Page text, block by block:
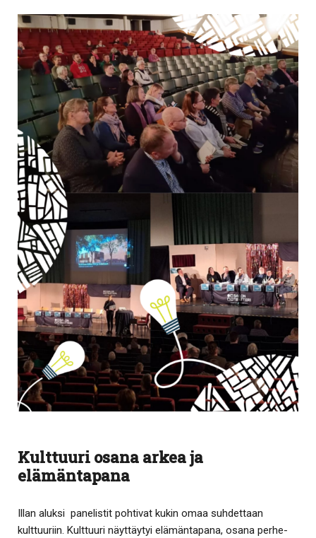
Kulttuuri osana arkea ja
elämäntapana
Illan aluksi panelistit pohtivat kukin omaa suhdettaan
kulttuuriin. Kulttuuri näyttäytyi elämäntapana, osana perhe-